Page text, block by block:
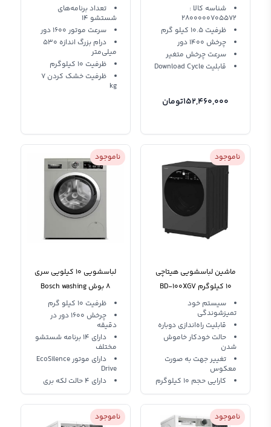
MACHINE 10.5KG F4V5V
شناسه کالا :
2800000705572
ظرفیت 10.5 کیلو گرم
چرخش 1400 دور
سرعت چرخش متغیر
قابلیت Download Cycle
152,460,000تومان
تعداد برنامه‌های
شستشو 14
سرعت موتور 1600 دور
درام بزرگ اندازه 530
میلی‌متر
ظرفیت 10 کیلوگرم
ظرفیت خشک کردن 7
kg
ناموجود
ماشین لباسشویی هیتاچی
10 کیلوگرم BD-100XGV
3CQ
سیستم خود
تمیزشوندگی
قابلیت راه‌اندازی دوباره
حالت خودکار خاموش
شدن
تغییر جهت به صورت
معکوس
کارایی حجم 10 کیلوگرم
ناموجود
لباسشویی 10 کیلویی سری
8 بوش Bosch washing
machine WAX32MX0
ظرفیت 10 کیلو گرم
چرخش 1600 دور در
دقیقه
دارای 14 برنامه شستشو
مختلف
دارای موتور EcoSilence
Drive
دارای 4 حالت لکه بری
ناموجود ناموجود